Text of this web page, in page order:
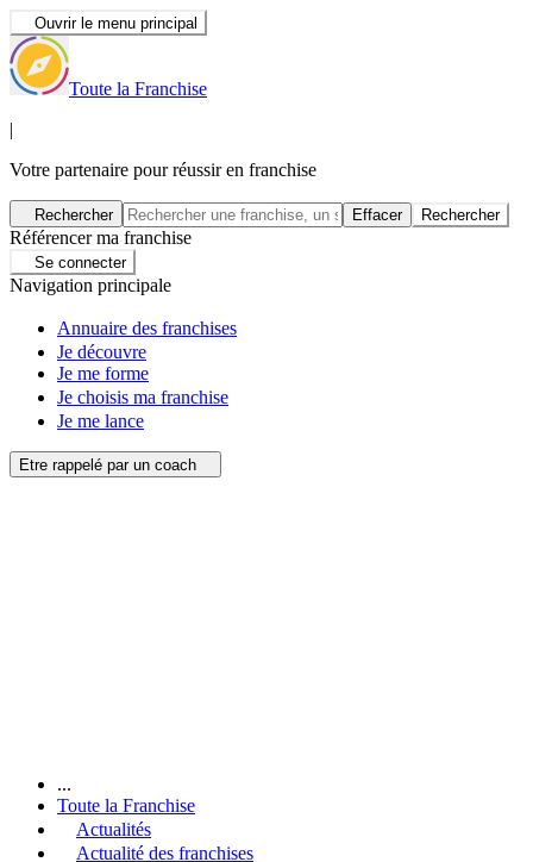
Ouvrir le menu principal
Toute la Franchise
|
Votre partenaire pour réussir en franchise
Rechercher Effacer Rechercher
Référencer ma franchise
Se connecter
Navigation principale
Annuaire des franchises
Je découvre
Je me forme
Je choisis ma franchise
Je me lance
Etre rappelé par un coach
...
Toute la Franchise
Actualités
Actualité des franchises